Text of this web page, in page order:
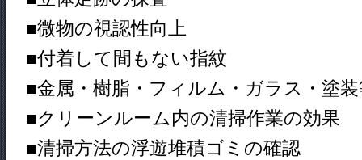
■微物の視認性向上
■付着して間もない指紋
■金属・樹脂・フィルム・ガラス・塗
■クリーンルーム内の清掃作業の効果
■清掃方法の浮遊堆積ゴミの確認